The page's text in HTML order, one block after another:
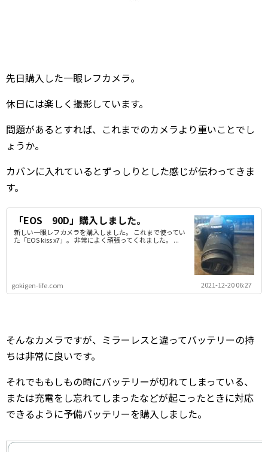
先日購入した一眼レフカメラ。
休日には楽しく撮影しています。
問題があるとすれば、これまでのカメラより重いことでし
ょうか。
カバンに入れているとずっしりとした感じが伝わってきま
す。
「EOS 90D」購入しました。
新しい一眼レフカメラを購入しました。 これまで使ってい
た「EOS kiss x7」。 非常によく頑張ってくれました。 ...
gokigen-life.com 2021-12-20 06:27
そんなカメラですが、ミラーレスと違ってバッテリーの持
ちは非常に良いです。
それでももしもの時にバッテリーが切れてしまっている、
または充電をし忘れてしまったなどが起こったときに対応
できるように予備バッテリーを購入しました。